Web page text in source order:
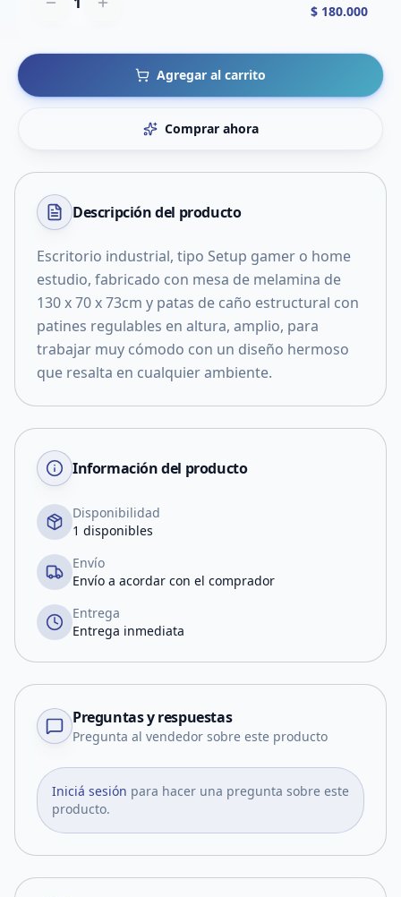
$ 180.000
Agregar al carrito
Comprar ahora
Descripción del producto
Escritorio industrial, tipo Setup gamer o home
estudio, fabricado con mesa de melamina de
130 x 70 x 73cm y patas de caño estructural con
patines regulables en altura, amplio, para
trabajar muy cómodo con un diseño hermoso
que resalta en cualquier ambiente.
Información del producto
Disponibilidad
1 disponibles
Envío
Envío a acordar con el comprador
Entrega
Entrega inmediata
Preguntas y respuestas
Pregunta al vendedor sobre este producto
Iniciá sesión para hacer una pregunta sobre este
producto.